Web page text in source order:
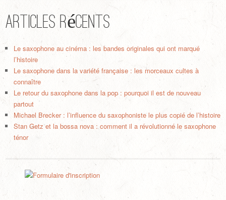
Articles récents
Le saxophone au cinéma : les bandes originales qui ont marqué
l’histoire
Le saxophone dans la variété française : les morceaux cultes à
connaître
Le retour du saxophone dans la pop : pourquoi il est de nouveau
partout
Michael Brecker : l’influence du saxophoniste le plus copié de l’histoire
Stan Getz et la bossa nova : comment il a révolutionné le saxophone
ténor